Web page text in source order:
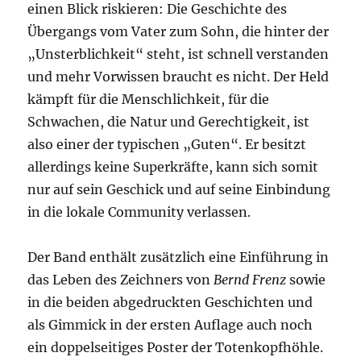
einen Blick riskieren: Die Geschichte des
Übergangs vom Vater zum Sohn, die hinter der
„Unsterblichkeit“ steht, ist schnell verstanden
und mehr Vorwissen braucht es nicht. Der Held
kämpft für die Menschlichkeit, für die
Schwachen, die Natur und Gerechtigkeit, ist
also einer der typischen „Guten“. Er besitzt
allerdings keine Superkräfte, kann sich somit
nur auf sein Geschick und auf seine Einbindung
in die lokale Community verlassen.
Der Band enthält zusätzlich eine Einführung in
das Leben des Zeichners vonBernd Frenz sowie
in die beiden abgedruckten Geschichten und
als Gimmick in der ersten Auflage auch noch
ein doppelseitiges Poster der Totenkopfhöhle.